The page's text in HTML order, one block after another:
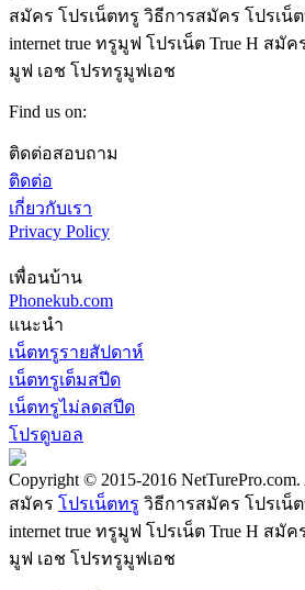
สมัคร โปรเน็ตทรู วิธีการสมัคร โปรเน็
internet true ทรูมูฟ โปรเน็ต True H สมัค
มูฟ เอช โปรทรูมูฟเอช
Find us on:
Facebook
opens
in
new
window
X
opens
in
new
window
YouTube
opens
in
new
window
Instagram
opens
in
new
window
ติดต่อสอบถาม
ติดต่อ
เกี่ยวกับเรา
Privacy Policy
เพื่อนบ้าน
Phonekub.com
แนะนำ
เน็ตทรูรายสัปดาห์
เน็ตทรูเต็มสปีด
เน็ตทรูไม่ลดสปีด
โปรดูบอล
Copyright © 2015-2016 NetTurePro.com.
สมัคร โปรเน็ตทรู วิธีการสมัคร โปรเน็
internet true ทรูมูฟ โปรเน็ต True H สมัค
มูฟ เอช โปรทรูมูฟเอช